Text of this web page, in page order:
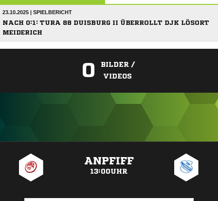
23.10.2025 | SPIELBERICHT
NACH 0:1: TURA 88 DUISBURG II ÜBERROLLT DJK LÖSORT
MEIDERICH
0
BILDER /
VIDEOS
ANPFIFF
13:00UHR